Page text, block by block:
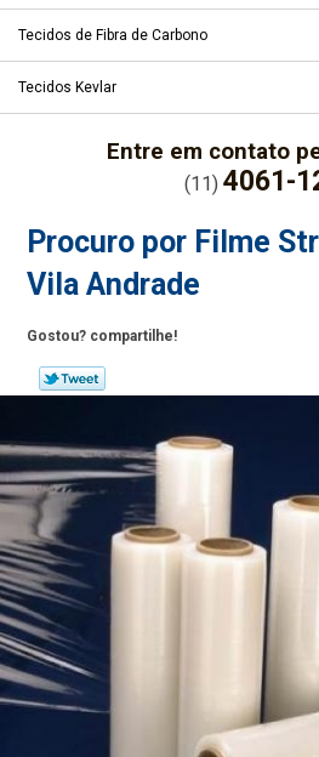
Tecidos de Fibra de Carbono
Tecidos Kevlar
Entre em contato
(11) 4061-
Procuro por Filme
Vila Andrade
Gostou? compartilhe!